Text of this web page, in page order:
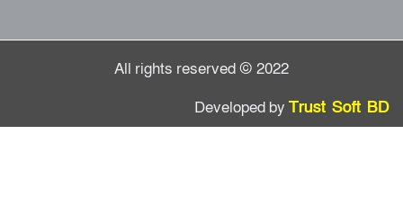
All rights reserved © 2022
Developed by Trust Soft BD